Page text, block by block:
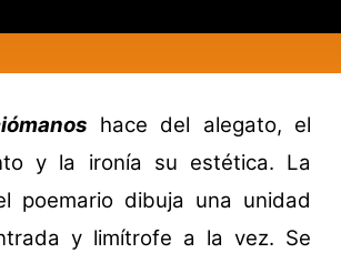
hace del alegato, el
y la ironía su estética. La
poemario dibuja una unidad
y limítrofe a la vez. Se